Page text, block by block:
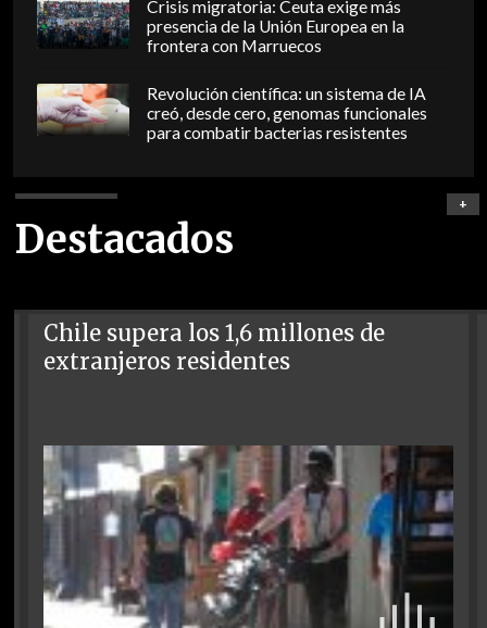
Crisis migratoria: Ceuta exige más
presencia de la Unión Europea en la
frontera con Marruecos
Revolución científica: un sistema de IA
creó, desde cero, genomas funcionales
para combatir bacterias resistentes
Destacados
+
Chile supera los 1,6 millones de
extranjeros residentes